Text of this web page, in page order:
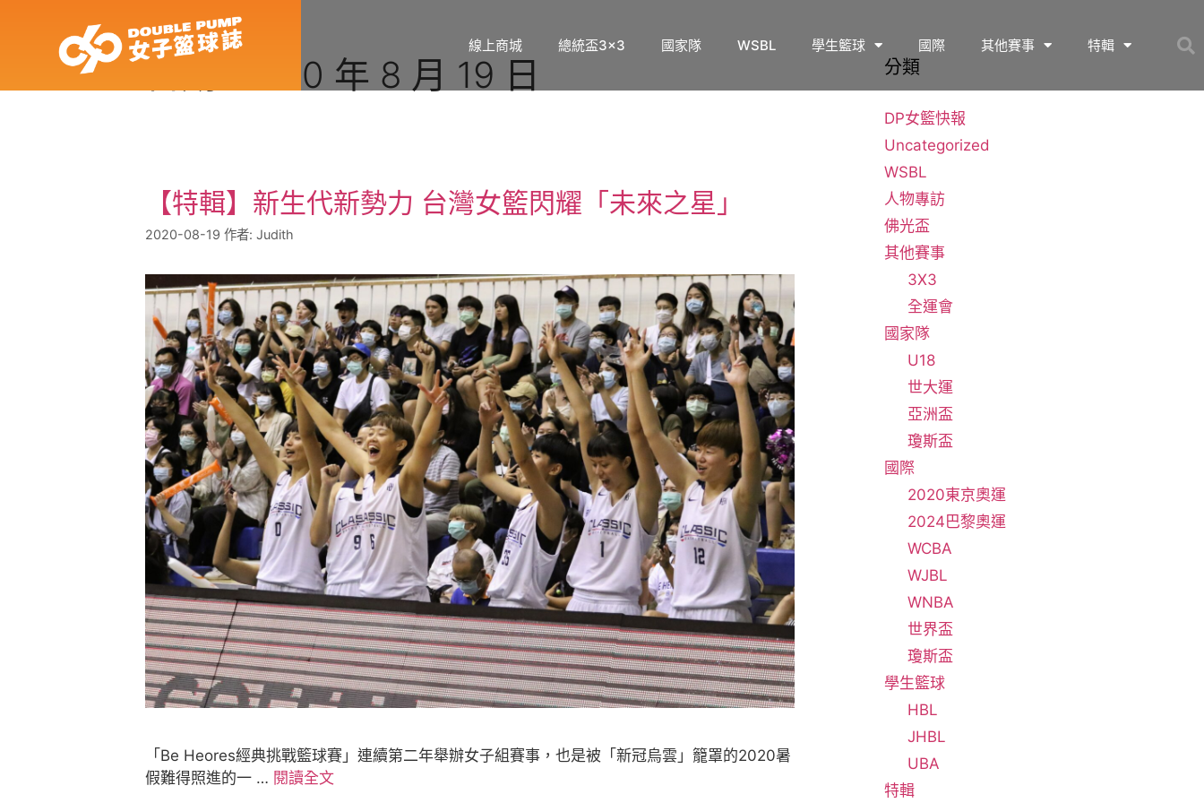
線上商城 總統盃3×3 國家隊 WSBL 學生籃球 國際 其他賽事 特輯
日期: 2020 年 8 月 19 日
【特輯】新生代新勢力 台灣女籃閃耀「未來之星」
2020-08-19 作者: Judith
「Be Heores經典挑戰籃球賽」連續第二年舉辦女子組賽事，也是被「新冠烏雲」籠罩的2020暑
假難得照進的一 … 閱讀全文
分類
DP女籃快報
Uncategorized
WSBL
人物專訪
佛光盃
其他賽事
3X3
全運會
國家隊
U18
世大運
亞洲盃
瓊斯盃
國際
2020東京奧運
2024巴黎奧運
WCBA
WJBL
WNBA
世界盃
瓊斯盃
學生籃球
HBL
JHBL
UBA
特輯